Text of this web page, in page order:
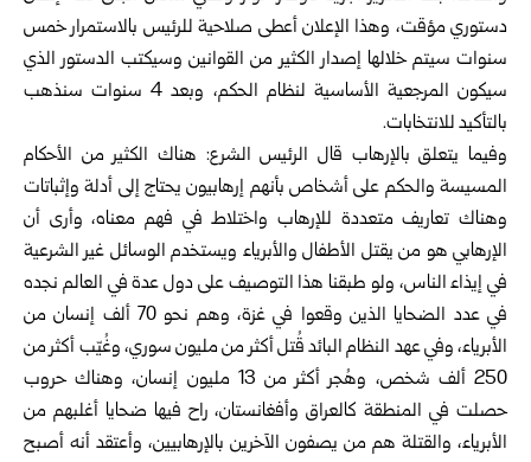
دستوري مؤقت، وهذا الإعلان أعطى صلاحية للرئيس بالاستمرار خمس
سنوات سيتم خلالها إصدار الكثير من القوانين وسيكتب الدستور الذي
سيكون المرجعية الأساسية لنظام الحكم، وبعد 4 سنوات سنذهب
بالتأكيد للانتخابات.
وفيما يتعلق بالإرهاب قال الرئيس الشرع: هناك الكثير من الأحكام
المسيسة والحكم على أشخاص بأنهم إرهابيون يحتاج إلى أدلة وإثباتات
وهناك تعاريف متعددة للإرهاب واختلاط في فهم معناه، وأرى أن
الإرهابي هو من يقتل الأطفال والأبرياء ويستخدم الوسائل غير الشرعية
في إيذاء الناس، ولو طبقنا هذا التوصيف على دول عدة في العالم نجده
في عدد الضحايا الذين وقعوا في غزة، وهم نحو 70 ألف إنسان من
الأبرياء، وفي عهد النظام البائد قُتل أكثر من مليون سوري، وغُيّب أكثر من
250 ألف شخص، وهُجر أكثر من 13 مليون إنسان، وهناك حروب
حصلت في المنطقة كالعراق وأفغانستان، راح فيها ضحايا أغلبهم من
الأبرياء، والقتلة هم من يصفون الآخرين بالإرهابيين، وأعتقد أنه أصبح